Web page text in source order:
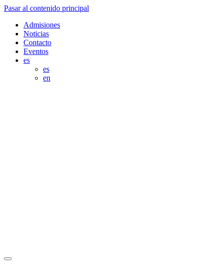
Pasar al contenido principal
Admisiones
Noticias
Contacto
Eventos
es
es
en